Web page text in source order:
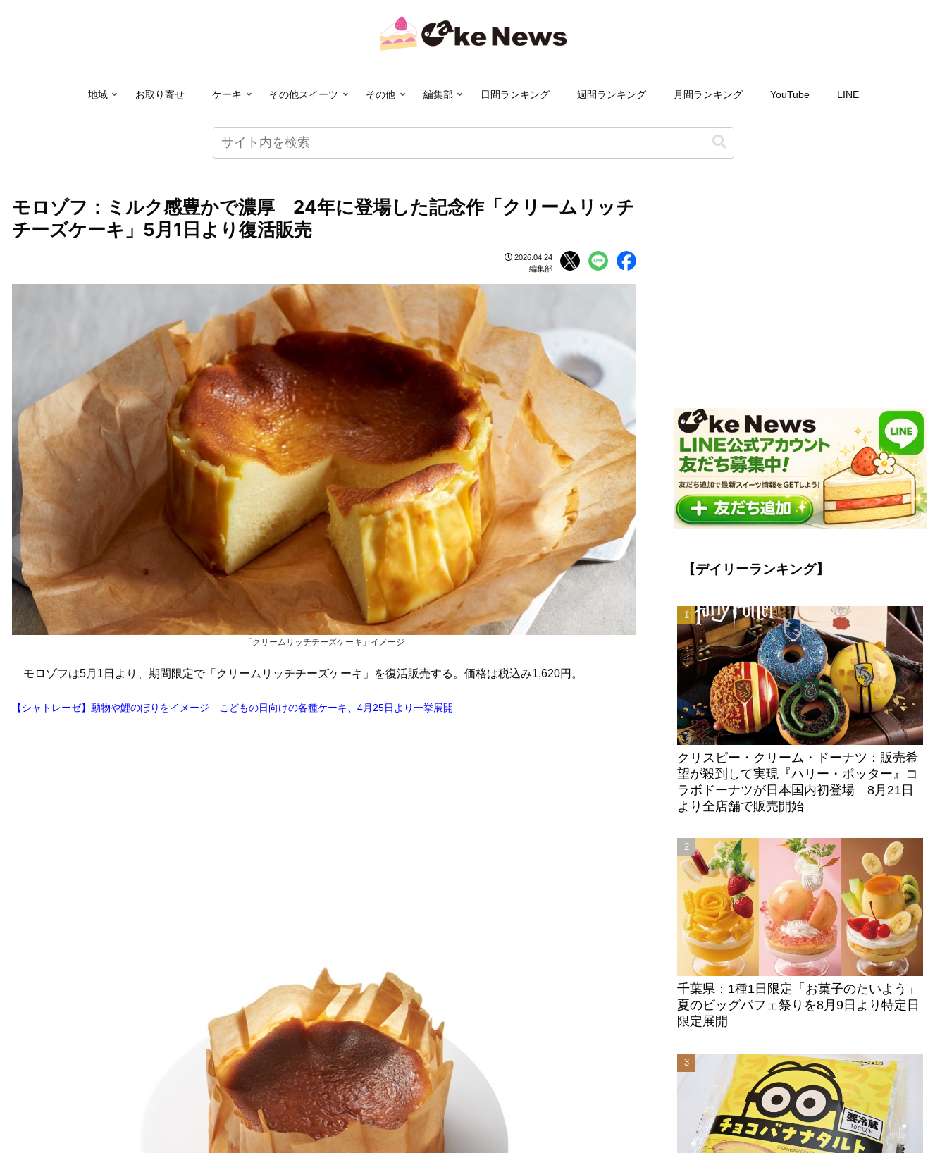
地域 お取り寄せ ケーキ その他スイーツ その他 編集部 日間ランキング 週間ランキング 月間ランキング YouTube LINE
モロゾフ：ミルク感豊かで濃厚 24年に登場した記念作「クリームリッチ
チーズケーキ」5月1日より復活販売
2026.04.24
編集部
「クリームリッチチーズケーキ」イメージ
モロゾフは5月1日より、期間限定で「クリームリッチチーズケーキ」を復活販売する。価格は税込み1,620円。
【シャトレーゼ】動物や鯉のぼりをイメージ こどもの日向けの各種ケーキ、4月25日より一挙展開
【デイリーランキング】
クリスピー・クリーム・ドーナツ：販売希
望が殺到して実現『ハリー・ポッター』コ
ラボドーナツが日本国内初登場 8月21日
より全店舗で販売開始
千葉県：1種1日限定「お菓子のたいよう」
夏のビッグパフェ祭りを8月9日より特定日
限定展開